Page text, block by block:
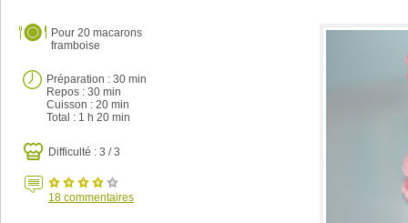
Pour 20 macarons
framboise
Préparation : 30 min
Repos : 30 min
Cuisson : 20 min
Total : 1 h 20 min
Difficulté : 3 / 3
18 commentaires